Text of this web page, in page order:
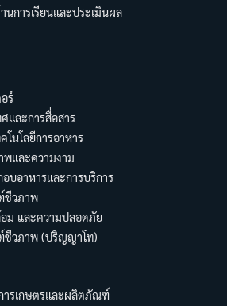
นการเรียนและประเมินผล
ร์
และการสื่อสาร
โนโลยีการอาหาร
และความงาม
อบอาหารและการบริการ
ชีวภาพ
ม และความปลอดภัย
ชีวภาพ (ปริญญาโท)
รเกษตรและผลิตภัณฑ์